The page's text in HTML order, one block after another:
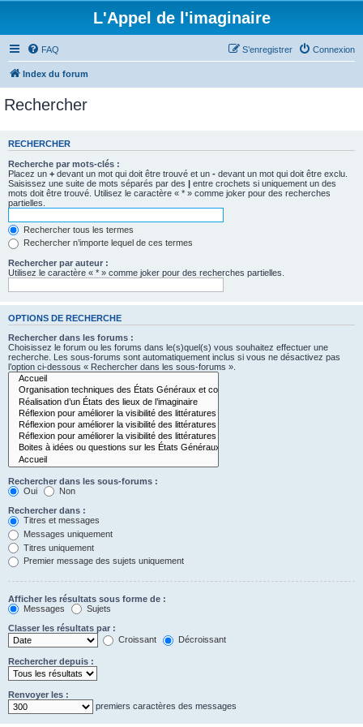
L'Appel de l'imaginaire
FAQ Connexion
S’enregistrer
Index du forum
Rechercher
RECHERCHER
Recherche par mots-clés :
Placez un + devant un mot qui doit être trouvé et un - devant un mot qui doit être exclu.
Saisissez une suite de mots séparés par des | entre crochets si uniquement un des
mots doit être trouvé. Utilisez le caractère « * » comme joker pour des recherches
partielles.
Rechercher tous les termes
Rechercher n’importe lequel de ces termes
Rechercher par auteur :
Utilisez le caractère « * » comme joker pour des recherches partielles.
OPTIONS DE RECHERCHE
Rechercher dans les forums :
Choisissez le forum ou les forums dans le(s)quel(s) vous souhaitez effectuer une
recherche. Les sous-forums sont automatiquement inclus si vous ne désactivez pas
l’option ci-dessous « Rechercher dans les sous-forums ».
Rechercher dans les sous-forums :
Oui
Non
Rechercher dans :
Titres et messages
Messages uniquement
Titres uniquement
Premier message des sujets uniquement
Afficher les résultats sous forme de :
Messages
Sujets
Classer les résultats par :
Croissant
Décroissant
Rechercher depuis :
Renvoyer les :
premiers caractères des messages